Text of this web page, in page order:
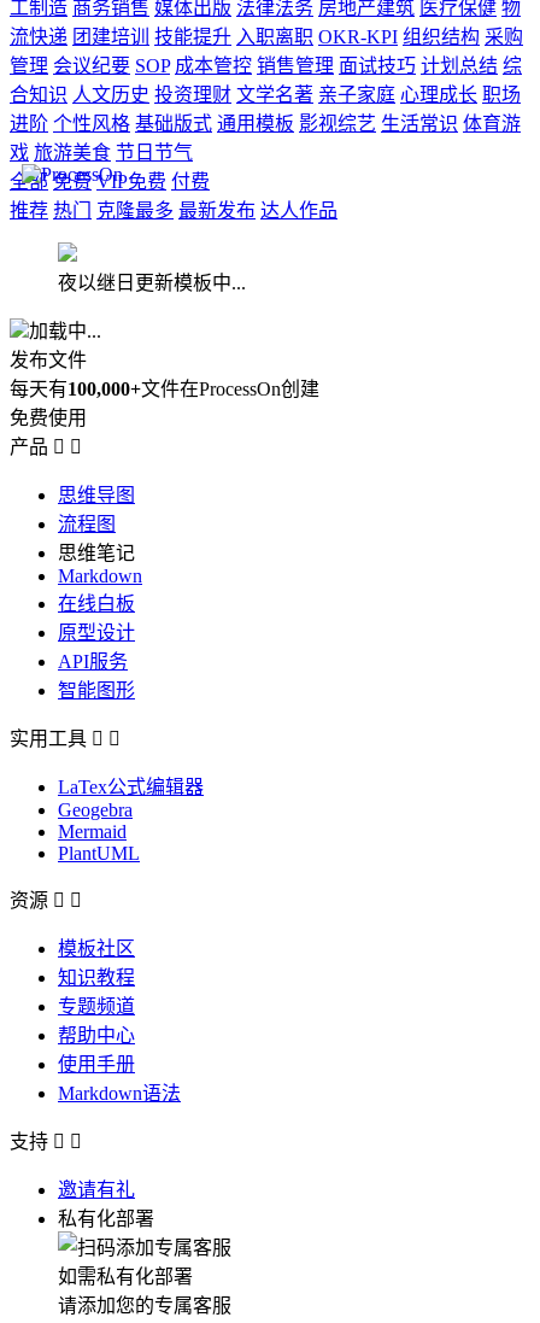
工制造 商务销售 媒体出版 法律法务 房地产建筑 医疗保健 物
流快递 团建培训 技能提升 入职离职 OKR-KPI 组织结构 采购
管理 会议纪要 SOP 成本管控 销售管理 面试技巧 计划总结 综
合知识 人文历史 投资理财 文学名著 亲子家庭 心理成长 职场
进阶 个性风格 基础版式 通用模板 影视综艺 生活常识 体育游
戏 旅游美食 节日节气
全部 免费 VIP免费 付费
推荐 热门 克隆最多 最新发布 达人作品
夜以继日更新模板中...
加载中...
发布文件
每天有100,000+文件在ProcessOn创建
免费使用
产品  
思维导图
流程图
思维笔记
Markdown
在线白板
原型设计
API服务
智能图形
实用工具  
LaTex公式编辑器
Geogebra
Mermaid
PlantUML
资源  
模板社区
知识教程
专题频道
帮助中心
使用手册
Markdown语法
支持  
邀请有礼
私有化部署
如需私有化部署
请添加您的专属客服